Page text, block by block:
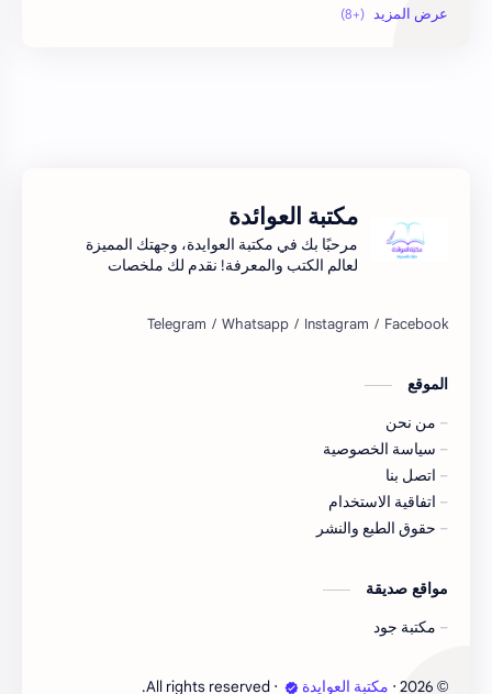
المنهج السوداني
مكتبة العوائدة
مرحبًا بك في مكتبة العوايدة، وجهتك المميزة
لعالم الكتب والمعرفة! نقدم لك ملخصات
الموقع
من نحن
سياسة الخصوصية
اتصل بنا
اتفاقية الاستخدام
حقوق الطبع والنشر
مواقع صديقة
مكتبة جود
©
2026
‧ مكتبة العوايدة ‧ All rights reserved.